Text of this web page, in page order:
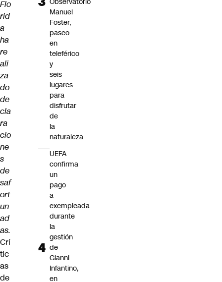
Flo
rid
a
ha
re
ali
za
do
de
cla
ra
cio
ne
s
de
saf
ort
un
ad
as.
Crí
tic
as
de
Manuel
Foster,
paseo
en
teleférico
y
seis
lugares
para
disfrutar
de
la
naturaleza
UEFA
confirma
un
pago
a
exempleada
durante
la
gestión
de
Gianni
Infantino,
en